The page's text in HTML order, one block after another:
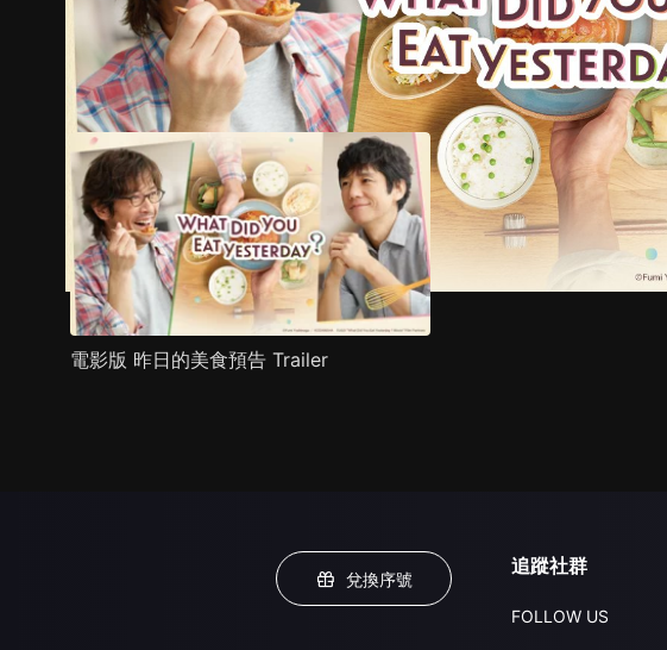
預告 劇照 推薦影片 劇情介紹
電影版 昨日的美食預告 Trailer
兌換序號
追蹤社群
FOLLOW US